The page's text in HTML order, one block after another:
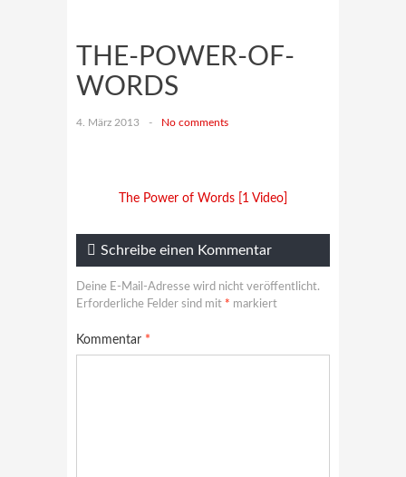
THE-POWER-OF-
WORDS
4. März 2013 - No comments
The Power of Words [1 Video]
Schreibe einen Kommentar
Deine E-Mail-Adresse wird nicht veröffentlicht.
Erforderliche Felder sind mit * markiert
Kommentar *